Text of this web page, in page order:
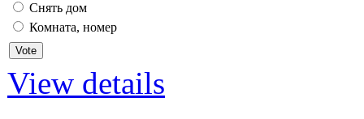
Снять дом
Комната, номер
View details